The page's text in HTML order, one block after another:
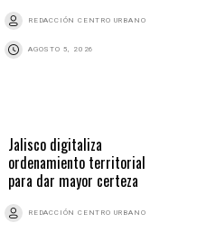
REDACCIÓN CENTRO URBANO
AGOSTO 5, 2026
Jalisco digitaliza
ordenamiento territorial
para dar mayor certeza
REDACCIÓN CENTRO URBANO